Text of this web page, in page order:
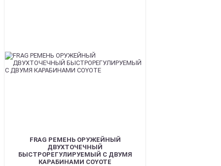
FRAG РЕМЕНЬ ОРУЖЕЙНЫЙ
ДВУХТОЧЕЧНЫЙ
БЫСТРОРЕГУЛИРУЕМЫЙ С ДВУМЯ
КАРАБИНАМИ COYOTE